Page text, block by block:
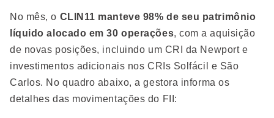
No mês, o CLIN11 manteve 98% de seu patrimônio
líquido alocado em 30 operações, com a aquisição
de novas posições, incluindo um CRI da Newport e
investimentos adicionais nos CRIs Solfácil e São
Carlos. No quadro abaixo, a gestora informa os
detalhes das movimentações do FII: